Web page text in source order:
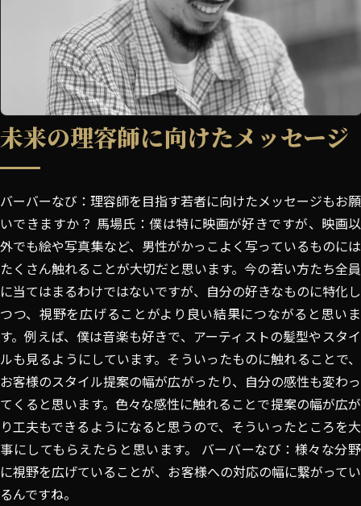
未来の理容師に向けたメッセージ
バーバーなび：理容師を目指す若者に向けたメッセージもお願
いできますか？ 馬場氏：僕は特に映画が好きですが、映画以
外でも絵や写真集など、男性がかっこよく写っているものには
たくさん触れることが大切だと思います。今の若い方たち全員
に当てはまるわけではないですが、自分の好きなものに特化し
つつ、視野を広げることがより良い結果につながると思いま
す。例えば、僕は音楽も好きで、アーティストの髪型やスタイ
ルも見るようにしています。そういったものに触れることで、
お客様のスタイル提案の幅が広がったり、自分の感性も変わっ
てくると思います。色々な感性に触れることで提案の幅が広が
り工夫もできるようになると思うので、そういったところを大
事にしてもらえたらと思います。 バーバーなび：様々な分野
に視野を広げていることが、お客様への対応の幅に繋がってい
るんですね。